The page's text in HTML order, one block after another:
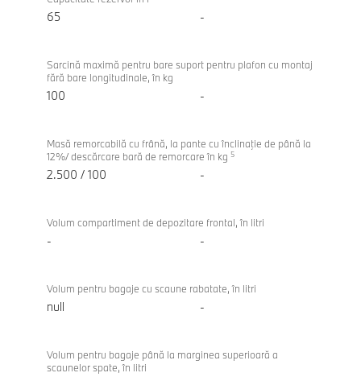
65 -
Sarcină maximă pentru bare suport pentru plafon cu montaj
fără bare longitudinale, în kg
100 -
Masă remorcabilă cu frână, la pante cu înclinaţie de până la
12%/ descărcare bară de remorcare în kg 5
2.500 / 100 -
Volum compartiment de depozitare frontal, în litri
- -
Volum pentru bagaje cu scaune rabatate, în litri
null -
Volum pentru bagaje până la marginea superioară a
scaunelor spate, în litri